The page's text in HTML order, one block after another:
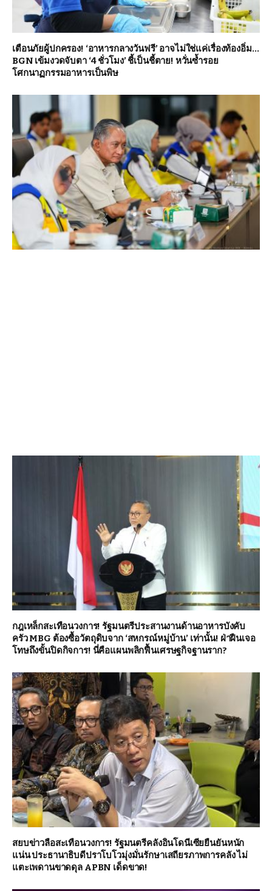
เตือนภัยผู้ปกครอง! ‘อาหารกลางวันฟรี’ อาจไม่ใช่แค่เรื่องท้องอิ่ม…
BGN เข้มงวดจับตา ‘4 ชั่วโมง’ ชี้เป็นชี้ตาย! หวั่นซ้ำรอย
โศกนาฏกรรมอาหารเป็นพิษ
กฎเหล็กสะเทือนวงการ! รัฐมนตรีประสานงานด้านอาหารบังคับ
ครัว MBG ต้องซื้อวัตถุดิบจาก ‘สหกรณ์หมู่บ้าน’ เท่านั้น! ฝ่าฝืนเจอ
โทษถึงขั้นปิดกิจการ! นี่คือแผนพลิกฟื้นเศรษฐกิจฐานราก?
สยบข่าวลือสะเทือนวงการ! รัฐมนตรีคลังอินโดนีเซียยืนยันหนัก
แน่น ประธานาธิบดีปราโบโวมุ่งมั่นรักษาเสถียรภาพการคลัง ไม่
แตะเพดานขาดดุล APBN เด็ดขาด!